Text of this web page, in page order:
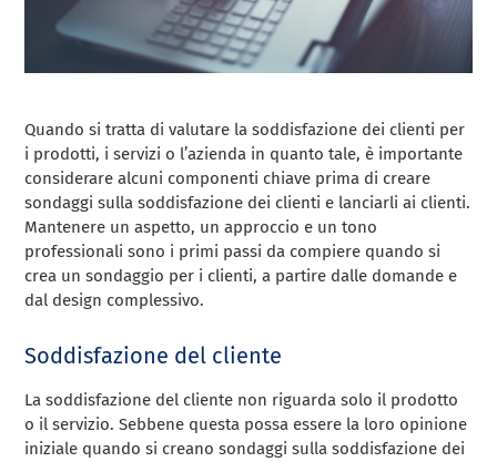
Quando si tratta di valutare la soddisfazione dei clienti per
i prodotti, i servizi o l’azienda in quanto tale, è importante
considerare alcuni componenti chiave prima di creare
sondaggi sulla soddisfazione dei clienti e lanciarli ai clienti.
Mantenere un aspetto, un approccio e un tono
professionali sono i primi passi da compiere quando si
crea un sondaggio per i clienti, a partire dalle domande e
dal design complessivo.
Soddisfazione del cliente
La soddisfazione del cliente non riguarda solo il prodotto
o il servizio. Sebbene questa possa essere la loro opinione
iniziale quando si creano sondaggi sulla soddisfazione dei